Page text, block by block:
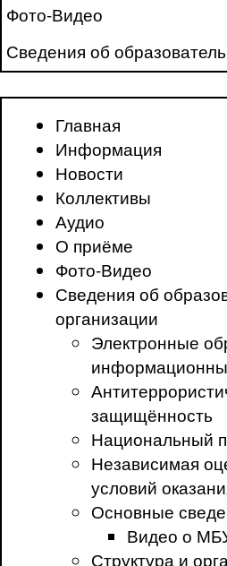
Фото-Видео
Сведения об
Главная
Информация
Новости
Коллективы
Аудио
О приёме
Фото-Видео
Сведения об
организации
Электронные
защищённость
Национальный
Независимая
условий
Основные
Видео о
Структура и